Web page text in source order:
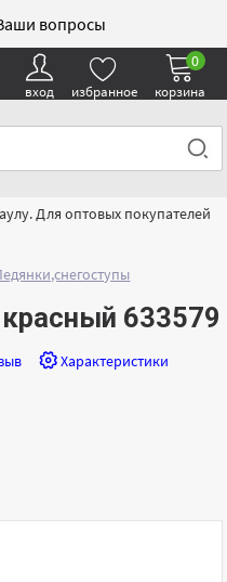
вопросы
вход избранное корзина
0
Для оптовых покупателей
633579
Характеристики